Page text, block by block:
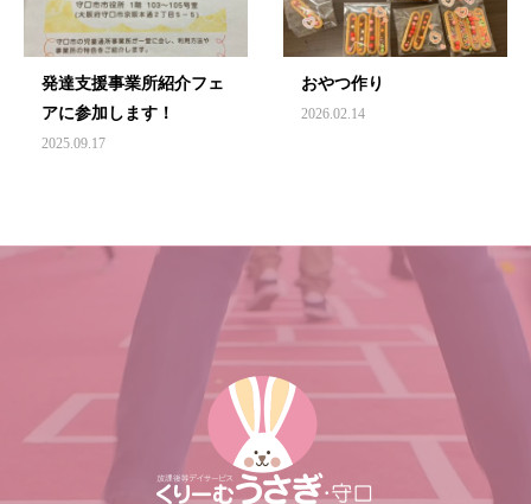
発達支援事業所紹介フェ
アに参加します！
2025.09.17
おやつ作り
2026.02.14